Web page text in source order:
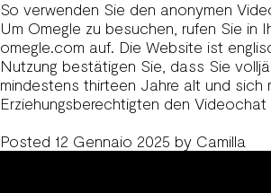
So verwenden Sie den anonymen
Um Omegle zu besuchen, rufen Sie in
omegle.com auf. Die Website ist
Nutzung bestätigen Sie, dass Sie
mindestens thirteen Jahre alt und sich
Erziehungsberechtigten den Videochat
Posted 12 Gennaio 2025 by Camilla